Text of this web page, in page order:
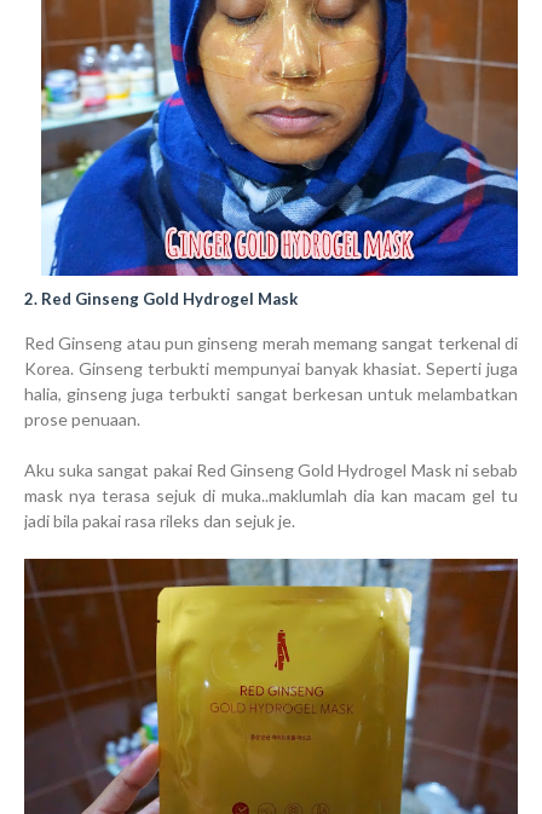
2. Red Ginseng Gold Hydrogel Mask
Red Ginseng atau pun ginseng merah memang sangat terkenal di
Korea. Ginseng terbukti mempunyai banyak khasiat. Seperti juga
halia, ginseng juga terbukti sangat berkesan untuk melambatkan
prose penuaan.
Aku suka sangat pakai Red Ginseng Gold Hydrogel Mask ni sebab
mask nya terasa sejuk di muka..maklumlah dia kan macam gel tu
jadi bila pakai rasa rileks dan sejuk je.